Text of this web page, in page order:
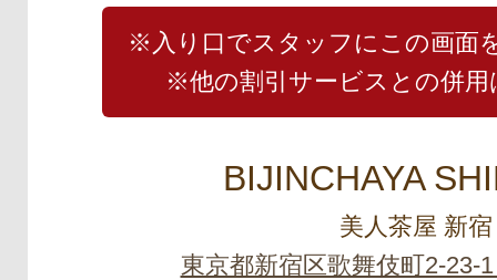
※入り口でスタッフにこの画面
※他の割引サービスとの併
BIJINCHAYA
美人茶屋 新宿
東京都新宿区歌舞伎町2-23-